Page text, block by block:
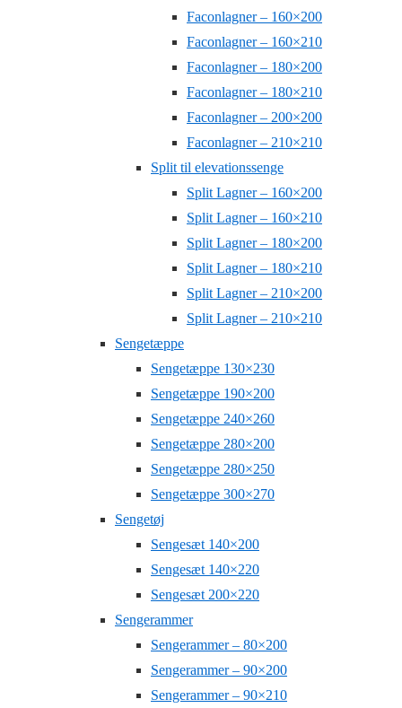
Faconlagner – 160×200
Faconlagner – 160×210
Faconlagner – 180×200
Faconlagner – 180×210
Faconlagner – 200×200
Faconlagner – 210×210
Split til elevationssenge
Split Lagner – 160×200
Split Lagner – 160×210
Split Lagner – 180×200
Split Lagner – 180×210
Split Lagner – 210×200
Split Lagner – 210×210
Sengetæppe
Sengetæppe 130×230
Sengetæppe 190×200
Sengetæppe 240×260
Sengetæppe 280×200
Sengetæppe 280×250
Sengetæppe 300×270
Sengetøj
Sengesæt 140×200
Sengesæt 140×220
Sengesæt 200×220
Sengerammer
Sengerammer – 80×200
Sengerammer – 90×200
Sengerammer – 90×210